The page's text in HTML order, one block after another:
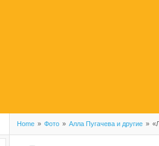
Home » Фото » Алла Пугачева и другие »